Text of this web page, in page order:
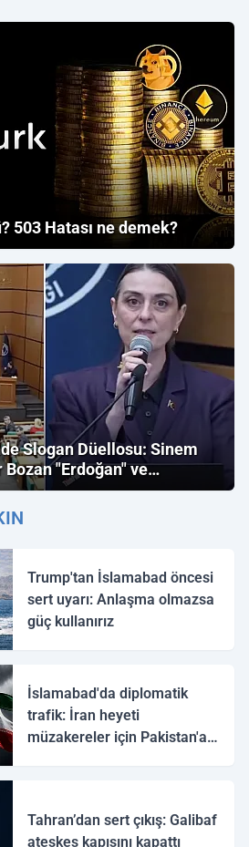
503 Hatası ne demek?
Slogan Düellosu: Sinem
"Erdoğan" ve
Trump'tan İslamabad öncesi
sert uyarı: Anlaşma olmazsa
güç kullanırız
İslamabad'da diplomatik
trafik: İran heyeti
müzakereler için Pakistan'a
Tahran’dan sert çıkış: Galibaf
ateşkes kapısını kapattı